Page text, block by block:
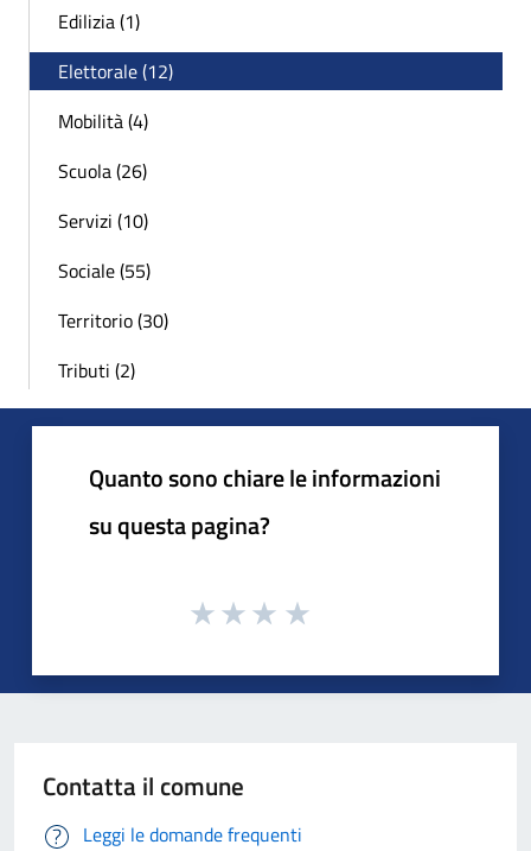
Edilizia (1)
Elettorale (12)
Mobilità (4)
Scuola (26)
Servizi (10)
Sociale (55)
Territorio (30)
Tributi (2)
Quanto sono chiare le informazioni
su questa pagina?
Contatta il comune
Leggi le domande frequenti